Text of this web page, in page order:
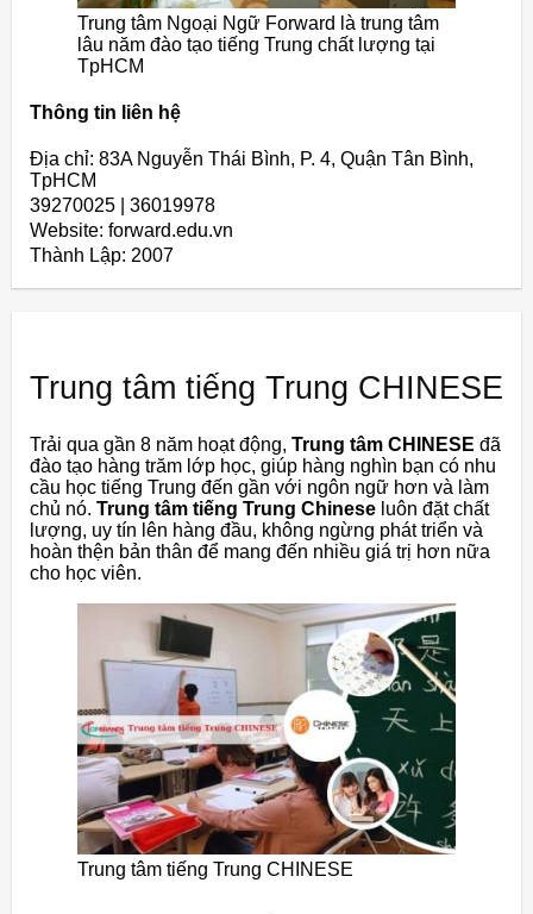
Trung tâm Ngoại Ngữ Forward là trung tâm
lâu năm đào tạo tiếng Trung chất lượng tại
TpHCM
Thông tin liên hệ
Địa chỉ: 83A Nguyễn Thái Bình, P. 4, Quận Tân Bình,
TpHCM
39270025 | 36019978
Website: forward.edu.vn
Thành Lập: 2007
Trung tâm tiếng Trung CHINESE
Trải qua gần 8 năm hoạt động, Trung tâm CHINESE đã
đào tạo hàng trăm lớp học, giúp hàng nghìn bạn có nhu
cầu học tiếng Trung đến gần với ngôn ngữ hơn và làm
chủ nó. Trung tâm tiếng Trung Chinese luôn đặt chất
lượng, uy tín lên hàng đầu, không ngừng phát triển và
hoàn thện bản thân để mang đến nhiều giá trị hơn nữa
cho học viên.
Trung tâm tiếng Trung CHINESE